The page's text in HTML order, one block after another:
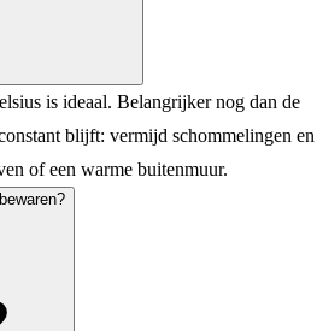
is ideaal. Belangrijker nog dan de
blijft: vermijd schommelingen en
of een warme buitenmuur.